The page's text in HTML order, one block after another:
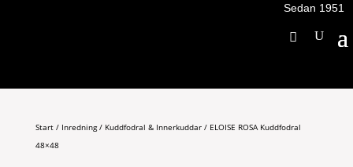
Sedan 1951
Start/ Inredning/ Kuddfodral & Innerkuddar/ ELOISE ROSA Kuddfodral
48×48